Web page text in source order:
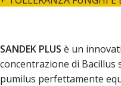
SANDEK PLUS è un
concentrazione di Bacillus
pumilus perfettamente